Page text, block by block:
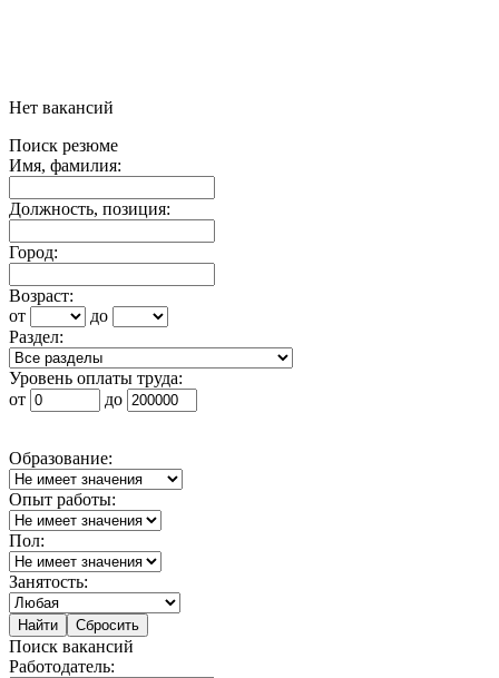
Нет вакансий
Поиск резюме
Имя, фамилия:
Должность, позиция:
Город:
Возраст:
от
до
Раздел:
Уровень оплаты труда:
от
до
Образование:
Опыт работы:
Пол:
Занятость:
Поиск вакансий
Работодатель: